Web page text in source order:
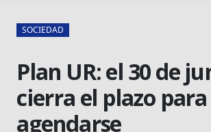
SOCIEDAD
Plan UR: el 30 de
cierra el plazo para
agendarse